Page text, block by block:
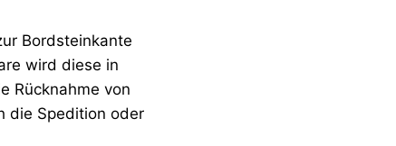
Bordsteinkante
wird diese in
Rücknahme von
die Spedition oder